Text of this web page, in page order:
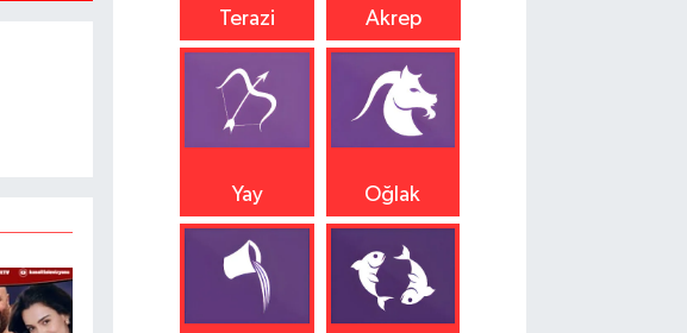
Terazi Akrep
Yay Oğlak